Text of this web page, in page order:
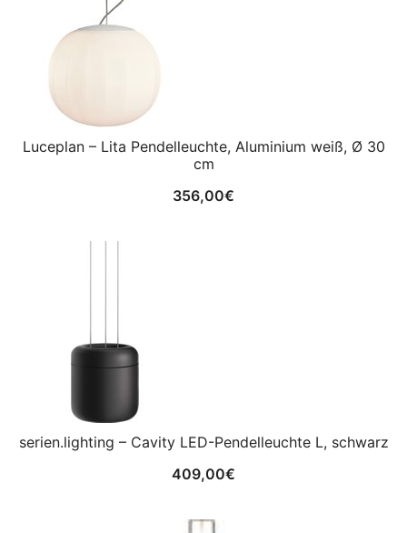
Luceplan – Lita Pendelleuchte, Aluminium weiß, Ø 30
cm
356,00€
serien.lighting – Cavity LED-Pendelleuchte L, schwarz
409,00€